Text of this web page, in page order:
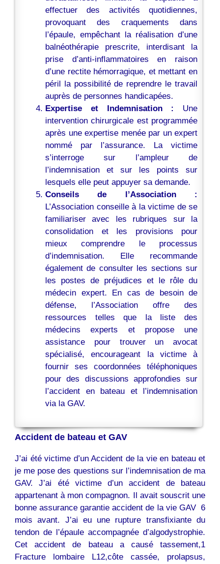
effectuer des activités quotidiennes,
provoquant des craquements dans
l’épaule, empêchant la réalisation d’une
balnéothérapie prescrite, interdisant la
prise d’anti-inflammatoires en raison
d’une rectite hémorragique, et mettant en
péril la possibilité de reprendre le travail
auprès de personnes handicapées.
Expertise et Indemnisation :
Une
intervention chirurgicale est programmée
après une expertise menée par un expert
nommé par l’assurance. La victime
s’interroge sur l’ampleur de
l’indemnisation et sur les points sur
lesquels elle peut appuyer sa demande.
Conseils de l’Association :
L’Association conseille à la victime de se
familiariser avec les rubriques sur la
consolidation et les provisions pour
mieux comprendre le processus
d’indemnisation. Elle recommande
également de consulter les sections sur
les postes de préjudices et le rôle du
médecin expert. En cas de besoin de
défense, l’Association offre des
ressources telles que la liste des
médecins experts et propose une
assistance pour trouver un avocat
spécialisé, encourageant la victime à
fournir ses coordonnées téléphoniques
pour des discussions approfondies sur
l’accident en bateau et l’indemnisation
via la GAV.
Accident de bateau et GAV
J’ai été victime d’un Accident de la vie en bateau et
je me pose des questions sur l’indemnisation de ma
GAV. J’ai été victime d’un accident de bateau
appartenant à mon compagnon. Il avait souscrit une
bonne assurance garantie accident de la vie GAV 6
mois avant. J’ai eu une rupture transfixiante du
tendon de l’épaule accompagnée d’algodystrophie.
Cet accident de bateau a causé tassement,1
Fracture lombaire L12,côte cassée, prolapsus,